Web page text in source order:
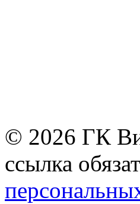
© 2026 ГК
ссылка